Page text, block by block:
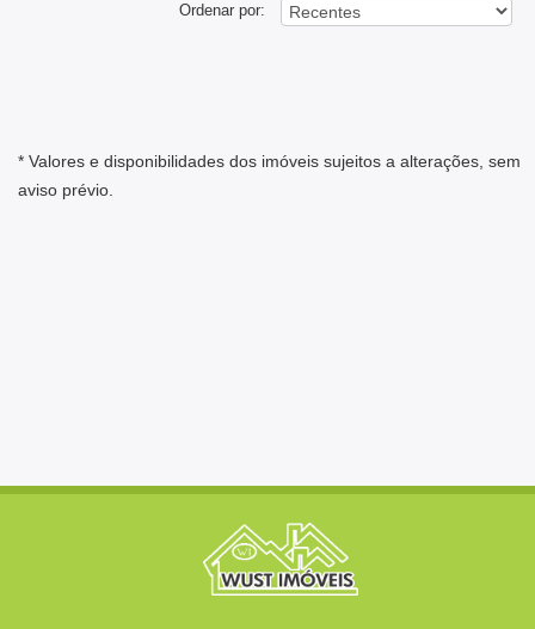
Ordenar por:
* Valores e disponibilidades dos imóveis sujeitos a alterações, sem
aviso prévio.